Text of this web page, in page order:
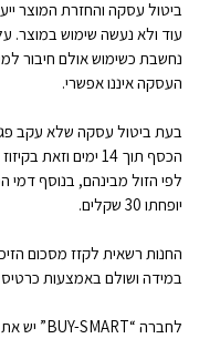
עוד ולא נעשה שימוש במוצר.
נחשבת כשימוש אולם חיבור
העסקה איננו אפשרי.
בעת ביטול עסקה שלא עקב
לפי הזול מבינהם, בנוסף דמי
יופחתו 30 שקלים.
החנות רשאית לקזז מסכום
במידה ושולם באמצעות כרטיס אשראי (3
לחברה “BUY-SMART” יש את הזכות לתבוע את הלקוח על ירידת ערך במוצר.